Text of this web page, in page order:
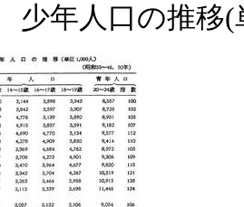
年人口の推移(